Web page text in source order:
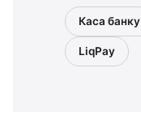
Каса банку
LiqPay